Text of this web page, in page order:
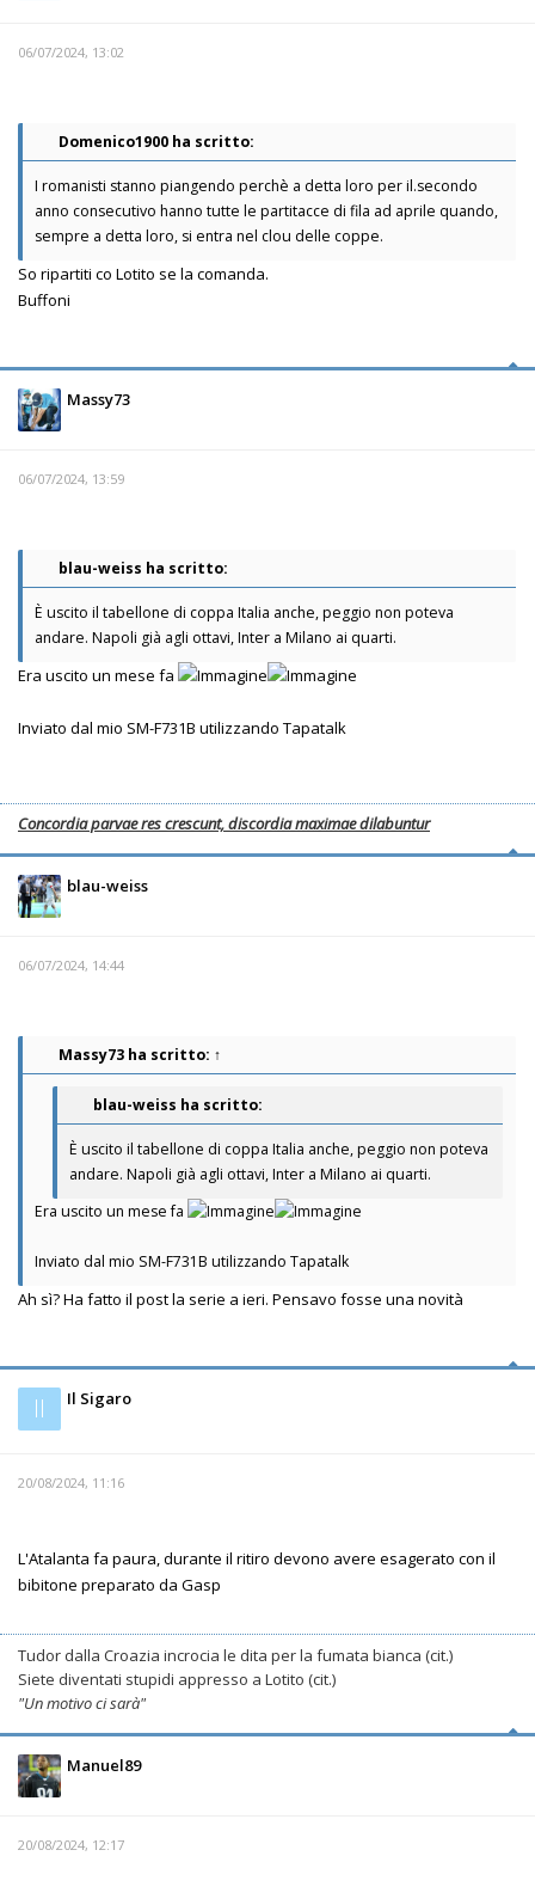
06/07/2024, 13:02
Domenico1900 ha scritto:
I romanisti stanno piangendo perchè a detta loro per il.secondo
anno consecutivo hanno tutte le partitacce di fila ad aprile quando,
sempre a detta loro, si entra nel clou delle coppe.
So ripartiti co Lotito se la comanda.
Buffoni
Massy73
06/07/2024, 13:59
blau-weiss ha scritto:
È uscito il tabellone di coppa Italia anche, peggio non poteva
andare. Napoli già agli ottavi, Inter a Milano ai quarti.
Era uscito un mese fa
Inviato dal mio SM-F731B utilizzando Tapatalk
Concordia parvae res crescunt, discordia maximae dilabuntur
blau-weiss
06/07/2024, 14:44
Massy73 ha scritto: ↑
blau-weiss ha scritto:
È uscito il tabellone di coppa Italia anche, peggio non poteva
andare. Napoli già agli ottavi, Inter a Milano ai quarti.
Era uscito un mese fa
Inviato dal mio SM-F731B utilizzando Tapatalk
Ah sì? Ha fatto il post la serie a ieri. Pensavo fosse una novità
Il Il Sigaro
20/08/2024, 11:16
L'Atalanta fa paura, durante il ritiro devono avere esagerato con il
bibitone preparato da Gasp
Tudor dalla Croazia incrocia le dita per la fumata bianca (cit.)
Siete diventati stupidi appresso a Lotito (cit.)
"Un motivo ci sarà"
Manuel89
20/08/2024, 12:17